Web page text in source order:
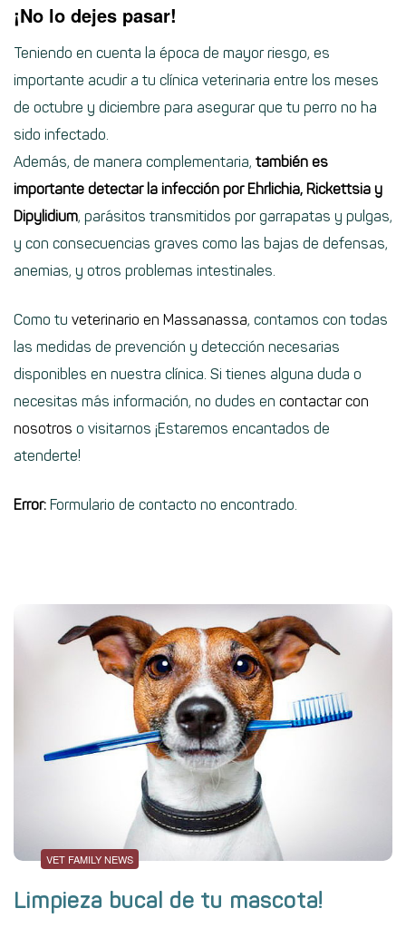
¡No lo dejes pasar!
Teniendo en cuenta la época de mayor riesgo, es
importante acudir a tu clínica veterinaria entre los meses
de octubre y diciembre para asegurar que tu perro no ha
sido infectado.
Además, de manera complementaria, también es
importante detectar la infección por Ehrlichia, Rickettsia y
Dipylidium, parásitos transmitidos por garrapatas y pulgas,
y con consecuencias graves como las bajas de defensas,
anemias, y otros problemas intestinales.
Como tu veterinario en Massanassa, contamos con todas
las medidas de prevención y detección necesarias
disponibles en nuestra clínica. Si tienes alguna duda o
necesitas más información, no dudes en contactar con
nosotros o visitarnos ¡Estaremos encantados de
atenderte!
Error: Formulario de contacto no encontrado.
VET FAMILY NEWS
Limpieza bucal de tu mascota!